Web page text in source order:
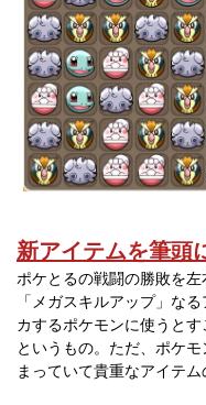
新アイテムを筆頭
ポケとるの戦闘の勝敗を
「メガスキルアップ」な
カするポケモンに使うと
というもの。ただ、ポケ
まっていて貴重なアイテ